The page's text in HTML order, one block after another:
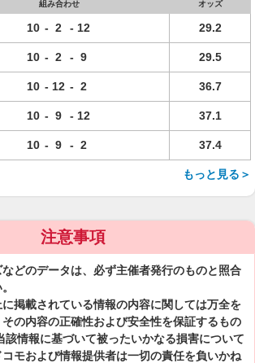
組み合わせ オッズ
10 - 2 - 12 29.2
10 - 2 - 9 29.5
10 - 12 - 2 36.7
10 - 9 - 12 37.1
10 - 9 - 2 37.4
もっと見る＞
注意事項
どのデータは、必ず主催者発行のものと照合
掲載されている情報の内容に関しては万全を
の内容の正確性および安全性を保証するもの
該情報に基づいて被ったいかなる損害について
モおよび情報提供者は一切の責任を負いかね